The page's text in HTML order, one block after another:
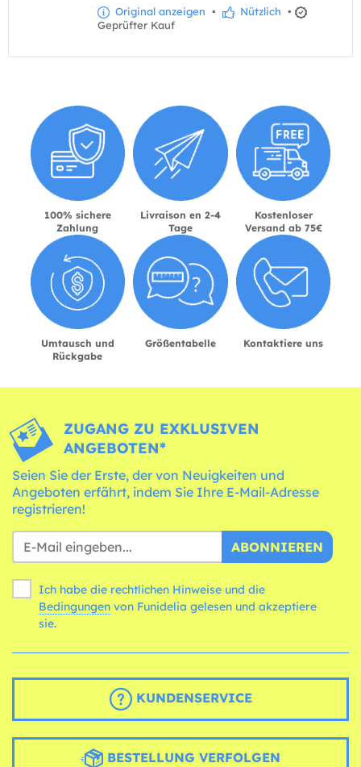
Original anzeigen • Nützlich •
Geprüfter Kauf
100% sichere
Zahlung
Livraison en 2-4
Tage
Kostenloser
Versand ab 75€
Umtausch und
Rückgabe
Größentabelle Kontaktiere uns
ZUGANG ZU EXKLUSIVEN
ANGEBOTEN*
Seien Sie der Erste, der von Neuigkeiten und
Angeboten erfährt, indem Sie Ihre E-Mail-Adresse
registrieren!
ABONNIEREN
Ich habe die rechtlichen Hinweise und die
Bedingungen
sie.
KUNDENSERVICE
BESTELLUNG VERFOLGEN